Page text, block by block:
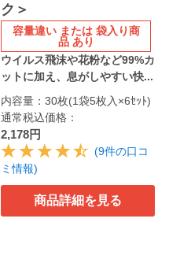
ク＞
容量違い または 袋入り商
品 あり
ウイルス飛沫や花粉など99%カ
ットに加え、息がしやすい快...
内容量：30枚(1袋5枚入×6ｾｯﾄ)
通常税込価格：
2,178円
(9件の口コ
ミ情報)
商品詳細を見る